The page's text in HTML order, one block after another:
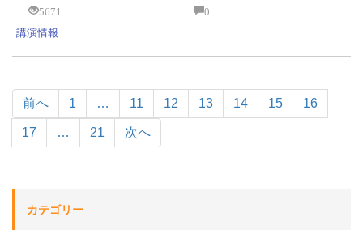
5671
0
講演情報
前へ 1 … 11 12 13 14 15 16
17 … 21 次へ
カテゴリー